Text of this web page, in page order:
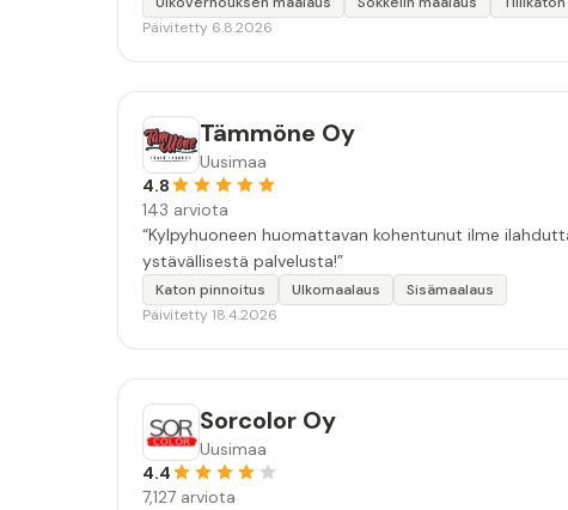
Päivitetty 6.8.2026
Tämmöne Oy
Uusimaa
4.8
143 arviota
“Kylpyhuoneen huomattavan kohentunut ilme
ystävällisestä palvelusta!”
Katon pinnoitus Ulkomaalaus
Sisämaalaus
Päivitetty 18.4.2026
Sorcolor Oy
Uusimaa
4.4
7,127 arviota